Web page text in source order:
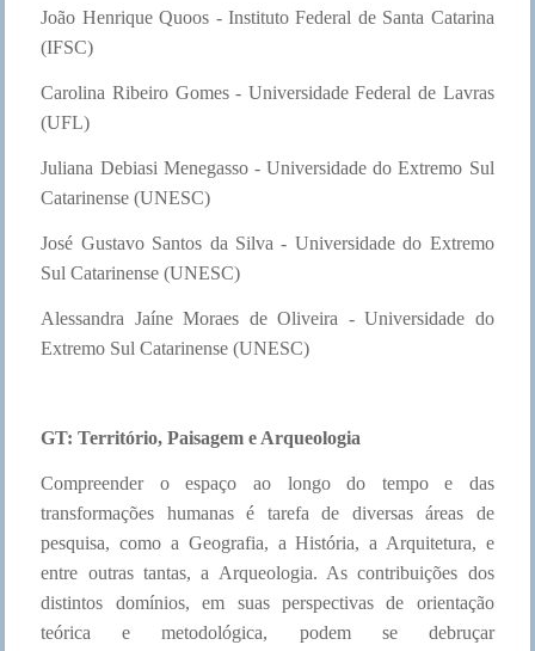
João Henrique Quoos - Instituto Federal de Santa Catarina
(IFSC)
Carolina Ribeiro Gomes - Universidade Federal de Lavras
(UFL)
Juliana Debiasi Menegasso - Universidade do Extremo Sul
Catarinense (UNESC)
José Gustavo Santos da Silva - Universidade do Extremo
Sul Catarinense (UNESC)
Alessandra Jaíne Moraes de Oliveira - Universidade do
Extremo Sul Catarinense (UNESC)
GT: Território, Paisagem e Arqueologia
Compreender o espaço ao longo do tempo e das
transformações humanas é tarefa de diversas áreas de
pesquisa, como a Geografia, a História, a Arquitetura, e
entre outras tantas, a Arqueologia. As contribuições dos
distintos domínios, em suas perspectivas de orientação
teórica e metodológica, podem se debruçar